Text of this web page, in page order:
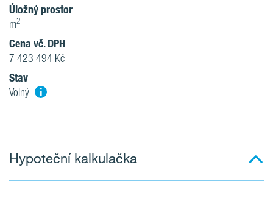
Úložný prostor
m2
Cena vč. DPH
7 423 494 Kč
Stav
Volný i
Hypoteční kalkulačka